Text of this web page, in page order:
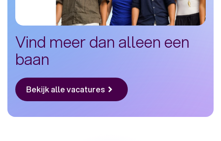
Vind meer dan alleen een
baan
Bekijk alle vacatures